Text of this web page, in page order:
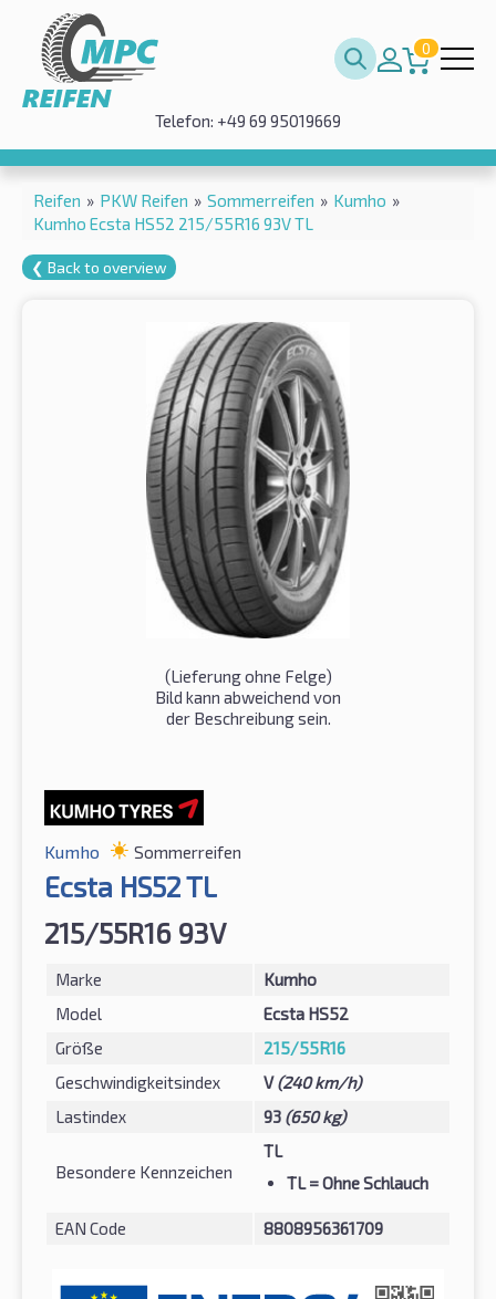
0
Telefon: +49 69 95019669
Reifen » PKW Reifen » Sommerreifen » Kumho »
Kumho Ecsta HS52 215/55R16 93V TL
❮ Back to overview
(Lieferung ohne Felge)
Bild kann abweichend von
der Beschreibung sein.
Kumho Sommerreifen
Ecsta HS52 TL
215/55R16 93V
Marke
Kumho
Model
Ecsta HS52
Größe
215/55R16
Geschwindigkeitsindex
V(240 km/h)
Lastindex
93 (650 kg)
Besondere Kennzeichen
TL
TL= Ohne Schlauch
EAN Code 8808956361709